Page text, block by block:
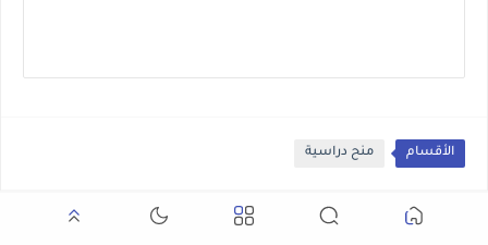
الأقسام منح دراسية